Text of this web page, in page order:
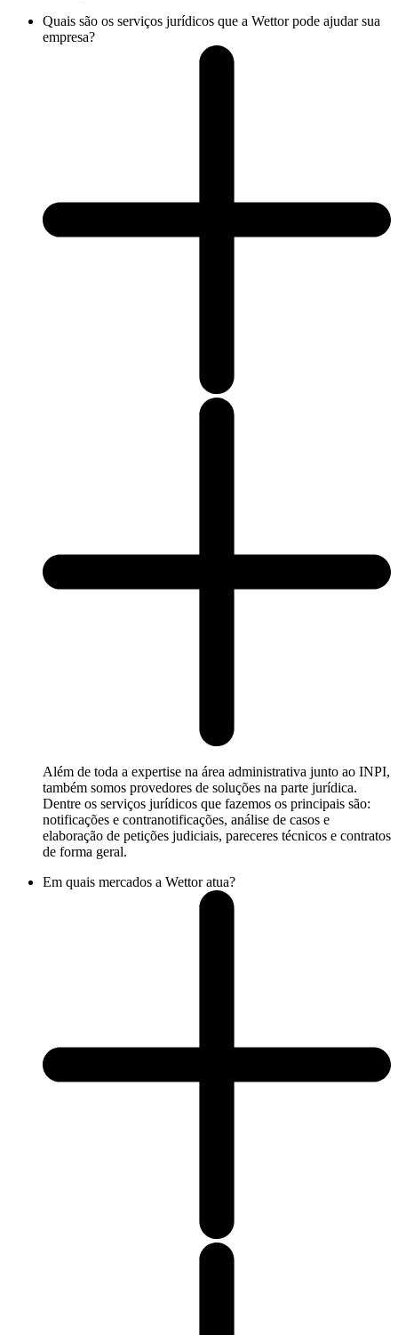
Quais são os serviços jurídicos que a Wettor pode ajudar sua
empresa?
Além de toda a expertise na área administrativa junto ao INPI,
também somos provedores de soluções na parte jurídica.
Dentre os serviços jurídicos que fazemos os principais são:
notificações e contranotificações, análise de casos e
elaboração de petições judiciais, pareceres técnicos e contratos
de forma geral.
Em quais mercados a Wettor atua?